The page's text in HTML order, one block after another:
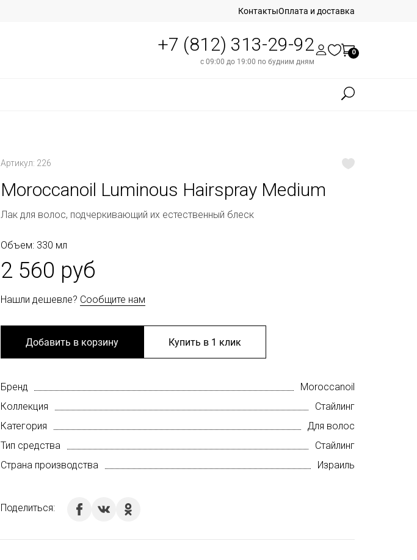
КонтактыОплата и доставка
+7 (812) 313-29-92
с 09:00 до 19:00 по будним дням
0
Артикул: 226
Moroccanoil Luminous Hairspray Medium
Лак для волос, подчеркивающий их естественный блеск
Объем: 330 мл
2 560 руб
Нашли дешевле? Сообщите нам
Добавить в корзину Купить в 1 клик
Бренд
Moroccanoil
Коллекция
Стайлинг
Категория
Для волос
Тип средства
Стайлинг
Страна производства
Израиль
Поделиться: